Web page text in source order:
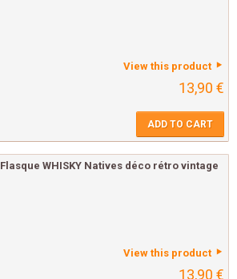
View this product
13,90 €
ADD TO CART
Flasque WHISKY Natives déco rétro vintage
View this product
13,90 €